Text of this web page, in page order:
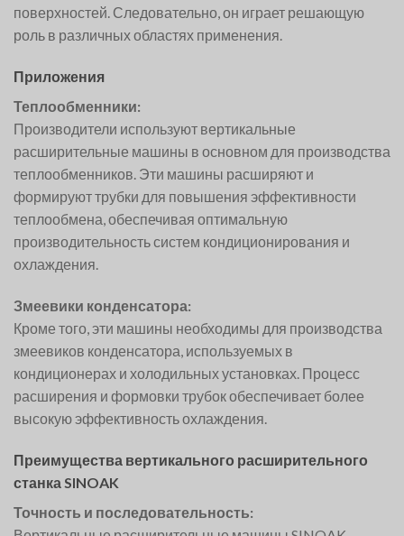
поверхностей. Следовательно, он играет решающую
роль в различных областях применения.
Приложения
Теплообменники:
Производители используют вертикальные
расширительные машины в основном для производства
теплообменников. Эти машины расширяют и
формируют трубки для повышения эффективности
теплообмена, обеспечивая оптимальную
производительность систем кондиционирования и
охлаждения.
Змеевики конденсатора:
Кроме того, эти машины необходимы для производства
змеевиков конденсатора, используемых в
кондиционерах и холодильных установках. Процесс
расширения и формовки трубок обеспечивает более
высокую эффективность охлаждения.
Преимущества вертикального расширительного
станка SINOAK
Точность и последовательность: